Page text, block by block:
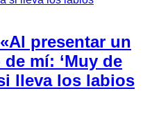
presentar un
mí: ‘Muy de
lleva los labios